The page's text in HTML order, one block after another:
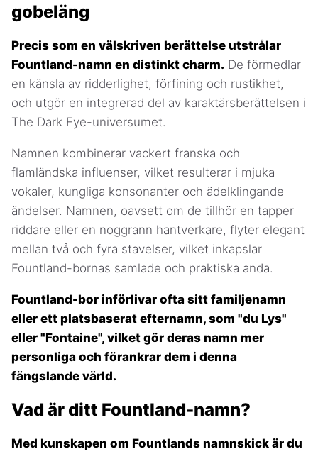
gobeläng
Precis som en välskriven berättelse utstrålar
Fountland-namn en distinkt charm. De förmedlar
en känsla av ridderlighet, förfining och rustikhet,
och utgör en integrerad del av karaktärsberättelsen i
The Dark Eye-universumet.
Namnen kombinerar vackert franska och
flamländska influenser, vilket resulterar i mjuka
vokaler, kungliga konsonanter och ädelklingande
ändelser. Namnen, oavsett om de tillhör en tapper
riddare eller en noggrann hantverkare, flyter elegant
mellan två och fyra stavelser, vilket inkapslar
Fountland-bornas samlade och praktiska anda.
Fountland-bor införlivar ofta sitt familjenamn
eller ett platsbaserat efternamn, som "du Lys"
eller "Fontaine", vilket gör deras namn mer
personliga och förankrar dem i denna
fängslande värld.
Vad är ditt Fountland-namn?
Med kunskapen om Fountlands namnskick är du